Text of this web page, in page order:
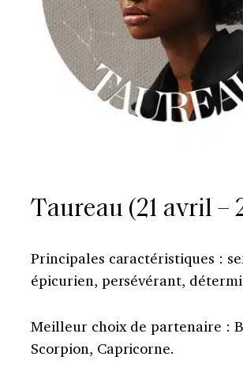
Taureau (21 avril –
Principales caractéristiques :
épicurien, persévérant,
Meilleur choix de partenaire :
Scorpion, Capricorne.